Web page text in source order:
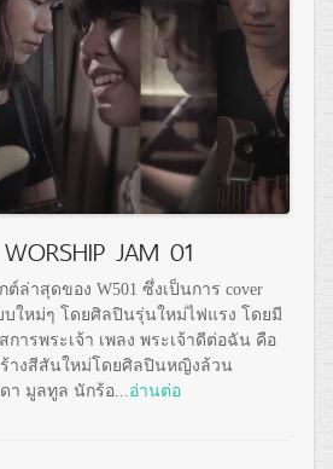
JAM 01
ต์ล่าสุดของ W501 ซึ่งเป็นการ cover
บใหม่ๆ โดยศิลปินรุ่นใหม่ไฟแรง โดยมี
ารพระเจ้า เพลง พระเจ้าดีต่อฉัน คือ
ร้างสีสันใหม่โดยศิลปินหญิงล้วน
า มูลทูล นักร้อ... อ่านต่อ